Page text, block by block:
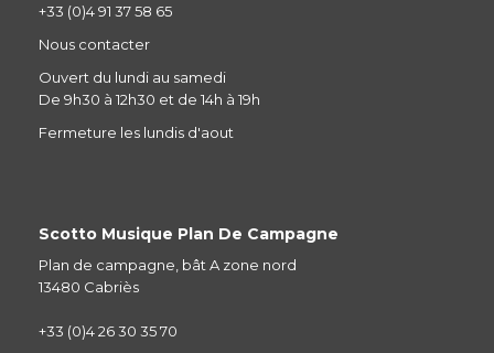
+33 (0)4 91 37 58 65
Nous contacter
Ouvert du lundi au samedi
De 9h30 à 12h30 et de 14h à 19h
Fermeture les lundis d'aout
Scotto Musique Plan De Campagne
Plan de campagne, bât A zone nord
13480 Cabriès
+33 (0)4 26 30 35 70